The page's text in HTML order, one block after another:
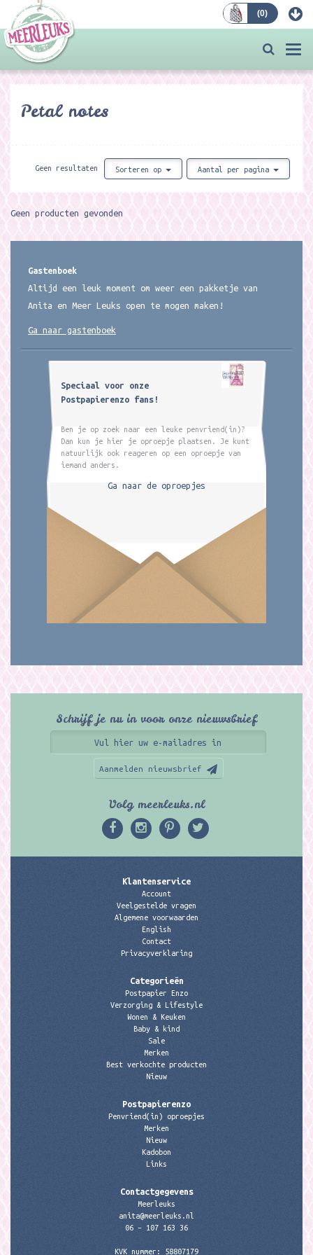
(0)
Petal notes
Geen resultaten Sorteren op Aantal per pagina
Geen producten gevonden
Gastenboek
Altijd een leuk moment om weer een pakketje van
Anita en Meer Leuks open te mogen maken!
Ga naar gastenboek
Speciaal voor onze
Postpapierenzo fans!
Ben je op zoek naar een leuke penvriend(in)?
Dan kun je hier je oproepje plaatsen. Je kunt
natuurlijk ook reageren op een oproepje van
iemand anders.
Ga naar de oproepjes
Schrijf je nu in voor onze nieuwsbrief
Aanmelden nieuwsbrief
Volg meerleuks.nl
Klantenservice
Account
Veelgestelde vragen
Algemene voorwaarden
English
Contact
Privacyverklaring
Categorieën
Postpapier Enzo
Verzorging & Lifestyle
Wonen & Keuken
Baby & kind
Sale
Merken
Best verkochte producten
Nieuw
Postpapierenzo
Penvriend(in) oproepjes
Merken
Nieuw
Kadobon
Links
Contactgegevens
Meerleuks
anita@meerleuks.nl
06 – 107 163 36
KVK nummer: 58807179